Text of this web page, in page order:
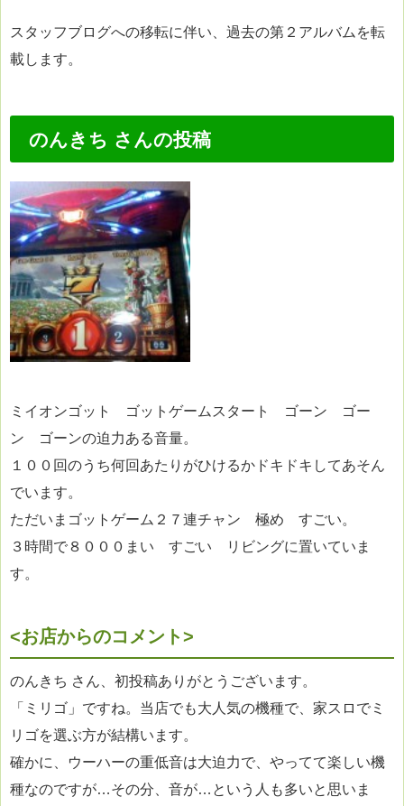
スタッフブログへの移転に伴い、過去の第２アルバムを転
載します。
のんきち さんの投稿
ミイオンゴット ゴットゲームスタート ゴーン ゴー
ン ゴーンの迫力ある音量。
１００回のうち何回あたりがひけるかドキドキしてあそん
でいます。
ただいまゴットゲーム２７連チャン 極め すごい。
３時間で８０００まい すごい リビングに置いていま
す。
<お店からのコメント>
のんきち さん、初投稿ありがとうございます。
「ミリゴ」ですね。当店でも大人気の機種で、家スロでミ
リゴを選ぶ方が結構います。
確かに、ウーハーの重低音は大迫力で、やってて楽しい機
種なのですが…その分、音が…という人も多いと思いま